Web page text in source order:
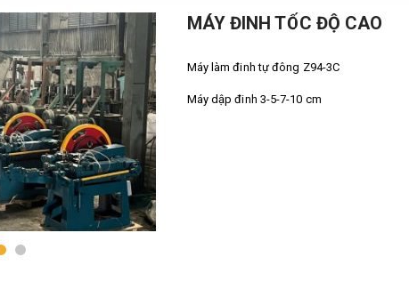
MÁY ĐINH TỐC ĐỘ CAO
Máy làm đinh tự đông Z94-3C
Máy dập đinh 3-5-7-10 cm